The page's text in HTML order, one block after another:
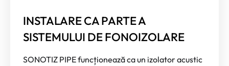
INSTALARE CA PARTE A
SISTEMULUI DE FONOIZOLARE
SONOTIZ PIPE funcționează ca un izolator acustic